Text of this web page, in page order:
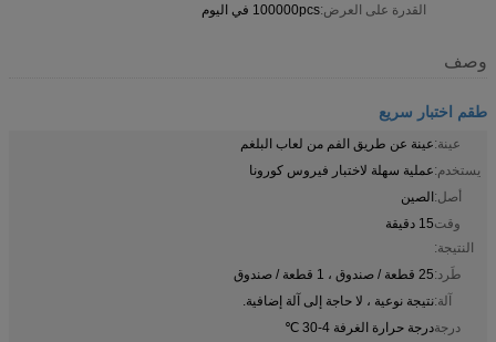
القدرة على العرض:100000pcs في اليوم
وصف
طقم اختبار سريع
عينة:عينة عن طريق الفم من لعاب البلغم
يستخدم:عملية سهلة لاختبار فيروس كورونا
أصل:الصين
وقت
النتيجة:
15 دقيقة
طَرد:25 قطعة / صندوق ، 1 قطعة / صندوق
آلة:نتيجة نوعية ، لا حاجة إلى آلة إضافية.
درجةدرجة حرارة الغرفة 4-30 ℃